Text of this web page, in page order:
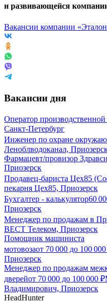
и развивающейся
Вакансии компании
Вакансии дня
Оператор
Санкт-Петербург
Инженер по охране
Леноблводоканал,
Фармацевт/провизор
Приозерск
Продавец-бариста Цех85
пекарня Цех85, Приозерск
Бухгалтер - калькулятор60
Приозерск
Менеджер по продажам в
ВЕСТ Телеком, Приозерск
Помощник машиниста
мотовозаот 70 000 до 100 000
Приозерск
Менеджер по продажам
дверейот 70 000 до 100 000 ₽
Владимирович, Приозерск
HeadHunter